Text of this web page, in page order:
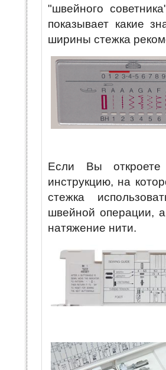
"швейного
показывает какие
ширины стежка
Если Вы
инструкцию, на
стежка
швейной операции,
натяжение нити.